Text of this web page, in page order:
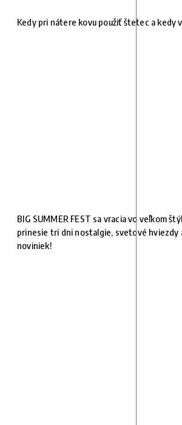
Kedy pri nátere kovu použiť štetec a kedy
BIG SUMMER FEST sa vracia vo veľkom
prinesie tri dni nostalgie, svetové hviezdy
noviniek!